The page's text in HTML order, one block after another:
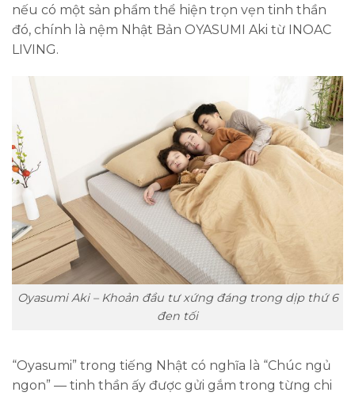
nếu có một sản phẩm thể hiện trọn vẹn tinh thần
đó, chính là nệm Nhật Bản OYASUMI Aki từ INOAC
LIVING.
Oyasumi Aki – Khoản đầu tư xứng đáng trong dịp thứ 6
đen tối
“Oyasumi” trong tiếng Nhật có nghĩa là “Chúc ngủ
ngon” — tinh thần ấy được gửi gắm trong từng chi